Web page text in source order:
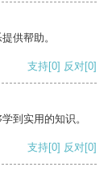
供帮助。
支持[0] 反对[0]
到实用的知识。
支持[0] 反对[0]